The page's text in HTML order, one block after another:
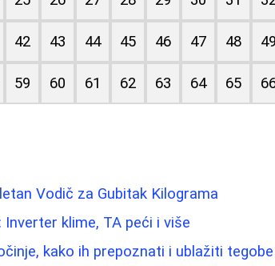
42 43 44 45 46 47 48 49
59 60 61 62 63 64 65
Vodič za Gubitak Kilograma
klime, TA peći i više
kako ih prepoznati i ublažiti tegobe